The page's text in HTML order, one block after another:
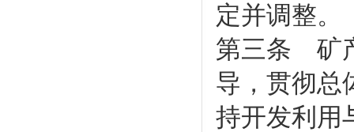
定并调整。
第三条 矿
导，贯彻总
持开发利用